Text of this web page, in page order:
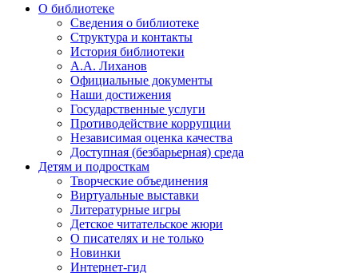
О библиотеке
Сведения о библиотеке
Структура и контакты
История библиотеки
А.А. Лиханов
Официальные документы
Наши достижения
Государственные услуги
Противодействие коррупции
Независимая оценка качества
Доступная (безбарьерная) среда
Детям и подросткам
Творческие объединения
Виртуальные выставки
Литературные игры
Детское читательское жюри
О писателях и не только
Новинки
Интернет-гид